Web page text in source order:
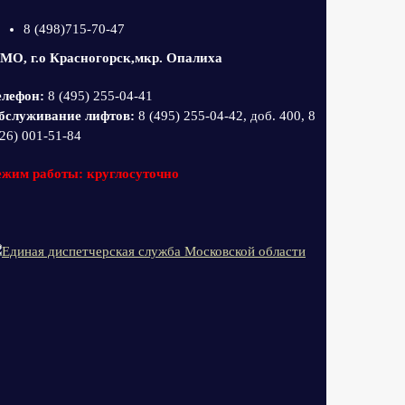
8 (498)715-70-47
г.о Красногорск,мкр. Опалиха
8 (495) 255-04-41
лифтов: 8 (495) 255-04-42, доб. 400, 8
001-51-84
работы: круглосуточно